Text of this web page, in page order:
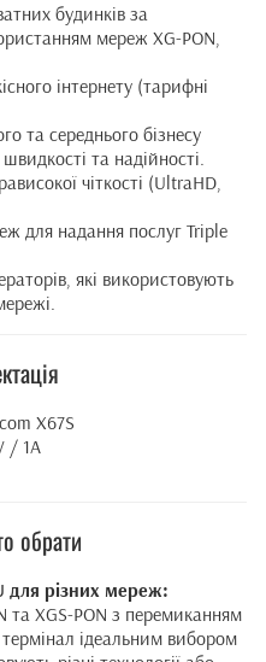
будинків за
мереж XG-PON,
інтернету (тарифні
та середнього бізнесу
та надійності.
чіткості (UltraHD,
для надання послуг Triple
які використовують
X67S
/ 1A
обрати
для різних мереж:
та XGS-PON з перемиканням
ідеальним вибором